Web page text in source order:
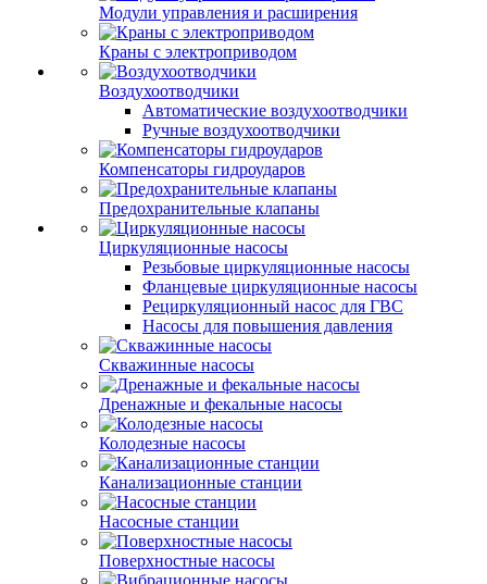
Модули управления и расширения
Краны с электроприводом
Воздухоотводчики
Автоматические воздухоотводчики
Ручные воздухоотводчики
Компенсаторы гидроударов
Предохранительные клапаны
Циркуляционные насосы
Резьбовые циркуляционные насосы
Фланцевые циркуляционные насосы
Рециркуляционный насос для ГВС
Насосы для повышения давления
Скважинные насосы
Дренажные и фекальные насосы
Колодезные насосы
Канализационные станции
Насосные станции
Поверхностные насосы